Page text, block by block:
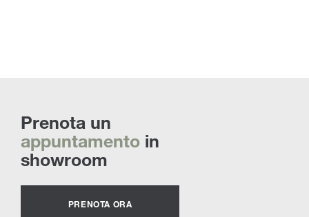
Prenota un
appuntamento in
showroom
PRENOTA ORA